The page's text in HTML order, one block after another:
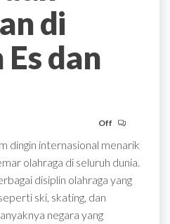
di
dan
Off
dingin internasional menarik
olahraga di seluruh dunia.
disiplin olahraga yang
ski, skating, dan
negara yang